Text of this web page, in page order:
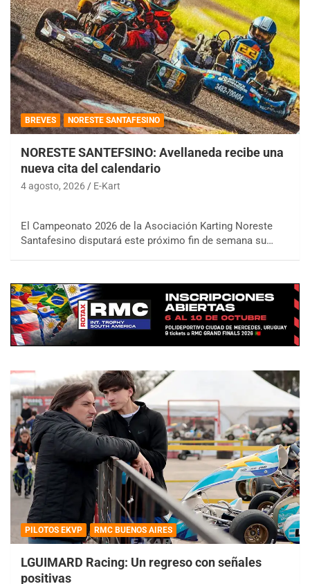
BREVES NORESTE SANTAFESINO
NORESTE SANTEFSINO: Avellaneda recibe una
nueva cita del calendario
4 agosto, 2026 E-Kart
El Campeonato 2026 de la Asociación Karting Noreste
Santafesino disputará este próximo fin de semana su…
PILOTOS EKVP RMC BUENOS AIRES
LGUIMARD Racing: Un regreso con señales
positivas